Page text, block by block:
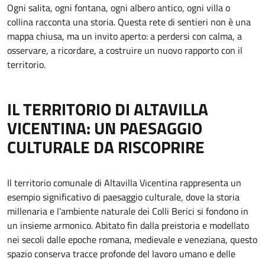
Ogni salita, ogni fontana, ogni albero antico, ogni villa o
collina racconta una storia. Questa rete di sentieri non è una
mappa chiusa, ma un invito aperto: a perdersi con calma, a
osservare, a ricordare, a costruire un nuovo rapporto con il
territorio.
IL TERRITORIO DI ALTAVILLA
VICENTINA: UN PAESAGGIO
CULTURALE DA RISCOPRIRE
Il territorio comunale di Altavilla Vicentina rappresenta un
esempio significativo di paesaggio culturale, dove la storia
millenaria e l’ambiente naturale dei Colli Berici si fondono in
un insieme armonico. Abitato fin dalla preistoria e modellato
nei secoli dalle epoche romana, medievale e veneziana, questo
spazio conserva tracce profonde del lavoro umano e delle